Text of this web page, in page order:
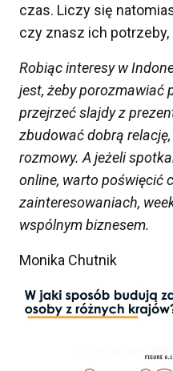
czas. Liczy się
czy znasz ich
Robiąc interesy w
jest, żeby porozmawiać
przejrzeć slajdy z
zbudować dobrą relację,
rozmowy. A jeżeli
online, warto poświęcić
zainteresowaniach,
wspólnym biznesem.
Monika Chutnik